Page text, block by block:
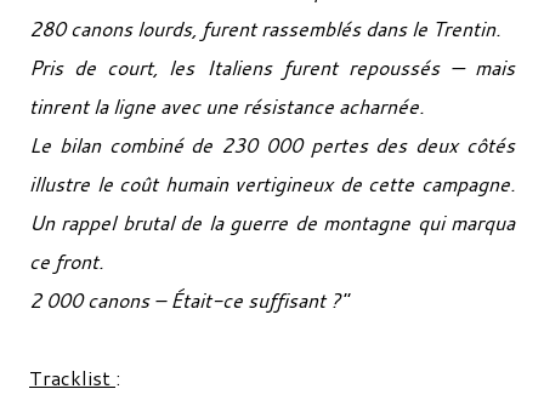
280 canons lourds, furent rassemblés dans le Trentin.
Pris de court, les Italiens furent repoussés — mais
tinrent la ligne avec une résistance acharnée.
Le bilan combiné de 230 000 pertes des deux côtés
illustre le coût humain vertigineux de cette campagne.
Un rappel brutal de la guerre de montagne qui marqua
ce front.
2 000 canons – Était-ce suffisant ?"
Tracklist :